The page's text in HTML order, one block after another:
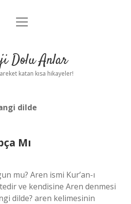
Anasayfa
Yasal Uyarı
menüyü
Dolu Anlar
katan kısa hikayeler!
dilde
Mı
mu? Aren ismi Kur’an-ı
ve kendisine Aren denmesi
dilde? aren kelimesinin